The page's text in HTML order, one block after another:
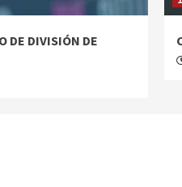
DE DIVISIÓN DE